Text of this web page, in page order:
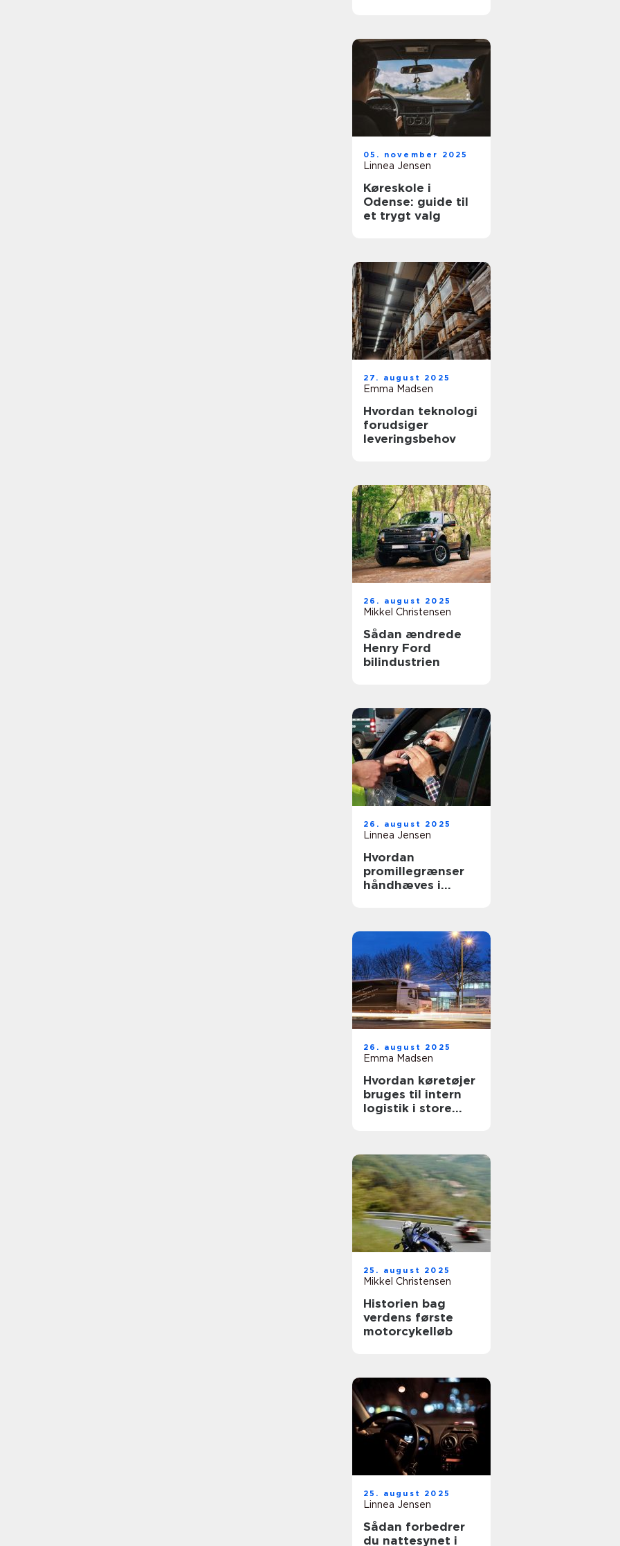
05. november 2025
Linnea Jensen
Køreskole i
Odense: guide til
et trygt valg
27. august 2025
Emma Madsen
Hvordan teknologi
forudsiger
leveringsbehov
26. august 2025
Mikkel Christensen
Sådan ændrede
Henry Ford
bilindustrien
26. august 2025
Linnea Jensen
Hvordan
promillegrænser
håndhæves i
26. august 2025
Emma Madsen
Hvordan køretøjer
bruges til intern
logistik i store
25. august 2025
Mikkel Christensen
Historien bag
verdens første
motorcykelløb
25. august 2025
Linnea Jensen
Sådan forbedrer
du nattesynet i